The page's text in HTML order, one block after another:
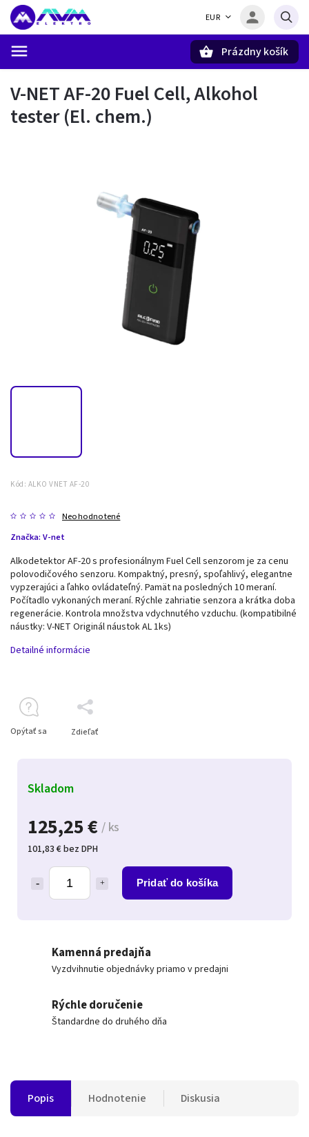
EUR
Prázdny košík
V-NET AF-20 Fuel Cell, Alkohol
tester (El. chem.)
Kód: ALKO VNET AF-20
Neohodnotené
Značka: V-net
125,25 €/ ks
101,83 € bez DPH
Pridať do košíka
Skladom
Alkodetektor AF-20 s profesionálnym Fuel Cell senzorom je za cenu
polovodičového senzoru. Kompaktný, presný, spoľahlivý, elegantne
vypzerajúci a ľahko ovládateľný. Pamät na posledných 10 meraní.
Počítadlo vykonaných meraní. Rýchle zahriatie senzora a krátka doba
regenerácie. Kontrola množstva vdychnutého vzduchu. (kompatibilné
náustky: V-NET Originál náustok AL 1ks)
Detailné informácie
Opýtať sa Zdieľať
Kamenná predajňa
Vyzdvihnutie objednávky priamo v predajni
Rýchle doručenie
Štandardne do druhého dňa
Popis Hodnotenie Diskusia